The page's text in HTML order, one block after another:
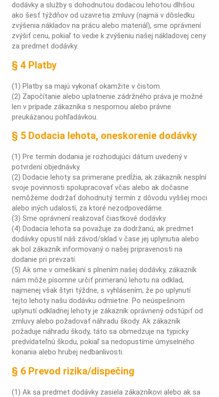
dodávky a služby s dohodnutou dodacou lehotou dlhšou
ako šesť týždňov od uzavretia zmluvy (najmä v dôsledku
zvýšenia nákladov na prácu alebo materiál), sme oprávnení
zvýšiť cenu, pokiaľ to vedie k zvýšeniu našej nákladovej ceny
za predmet dodávky.
§ 4 Platby
(1) Platby sa majú vykonať okamžite v čistom.
(2) Započítanie alebo uplatnenie zádržného práva je možné
len v prípade zákazníka s nespornou alebo právne
preukázanou pohľadávkou.
§ 5 Dodacia lehota, oneskorenie dodávky
(1) Pre termín dodania je rozhodujúci dátum uvedený v
potvrdení objednávky.
(2) Dodacie lehoty sa primerane predĺžia, ak zákazník nesplní
svoje povinnosti spolupracovať včas alebo ak dočasne
nemôžeme dodržať dohodnutý termín z dôvodu vyššej moci
alebo iných udalostí, za ktoré nezodpovedáme.
(3) Sme oprávnení realizovať čiastkové dodávky.
(4) Dodacia lehota sa považuje za dodržanú, ak predmet
dodávky opustil náš závod/sklad v čase jej uplynutia alebo
ak bol zákazník informovaný o našej pripravenosti na
dodanie pri prevzatí.
(5) Ak sme v omeškaní s plnením našej dodávky, zákazník
nám môže písomne určiť primeranú lehotu na odklad,
najmenej však štyri týždne, s vyhlásením, že po uplynutí
tejto lehoty našu dodávku odmietne. Po neúspešnom
uplynutí odkladnej lehoty je zákazník oprávnený odstúpiť od
zmluvy alebo požadovať náhradu škody. Ak zákazník
požaduje náhradu škody, táto sa obmedzuje na typicky
predvídateľnú škodu, pokiaľ sa nedopustíme úmyselného
konania alebo hrubej nedbanlivosti.
§ 6 Prevod rizika/dispečing
(1) Ak sa predmet dodávky zasiela zákazníkovi alebo ak sa